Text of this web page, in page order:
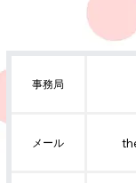
事務局
メール